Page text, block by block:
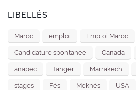
LIBELLÉS
Maroc emploi Emploi Maroc
Candidature spontanee Canada
anapec Tanger Marrakech
stages Fès Meknès USA